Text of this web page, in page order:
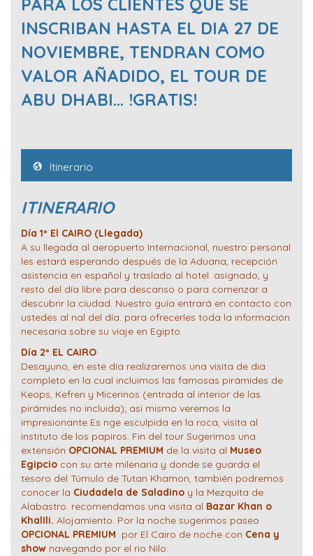
PARA LOS CLIENTES QUE SE
INSCRIBAN HASTA EL DIA 27 DE
NOVIEMBRE, TENDRAN COMO
VALOR AÑADIDO, EL TOUR DE
ABU DHABI… !GRATIS!
Itinerario
ITINERARIO
Día 1º El CAIRO (Llegada)
A su llegada al aeropuerto Internacional, nuestro personal
les estará esperando después de la Aduana, recepción
asistencia en español y traslado al hotel. asignado, y
resto del día libre para descanso o para comenzar a
descubrir la ciudad. Nuestro guía entrará en contacto con
ustedes al nal del día. para ofrecerles toda la información
necesaria sobre su viaje en Egipto.
Día 2º EL CAIRO
Desayuno, en este día realizaremos una visita de dia
completo en la cual incluimos las famosas pirámides de
Keops, Kefren y Micerinos (entrada al interior de las
pirámides no incluida); asi mismo veremos la
impresionante Es nge esculpida en la roca, visita al
instituto de los papiros. Fin del tour Sugerimos una
extensión OPCIONAL PREMIUM de la visita al Museo
Egipcio con su arte milenaria y donde se guarda el
tesoro del Túmulo de Tutan Khamon, también podremos
conocer la Ciudadela de Saladino y la Mezquita de
Alabastro. recomendamos una visita al Bazar Khan o
KhalIli. Alojamiento. Por la noche sugerimos paseo
OPCIONAL PREMIUM por El Cairo de noche con Cena y
show navegando por el rio Nilo.